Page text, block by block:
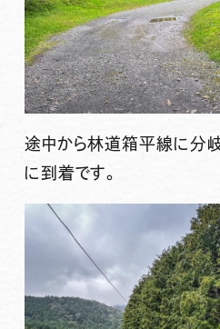
途中から林道箱平線に分
に到着です。